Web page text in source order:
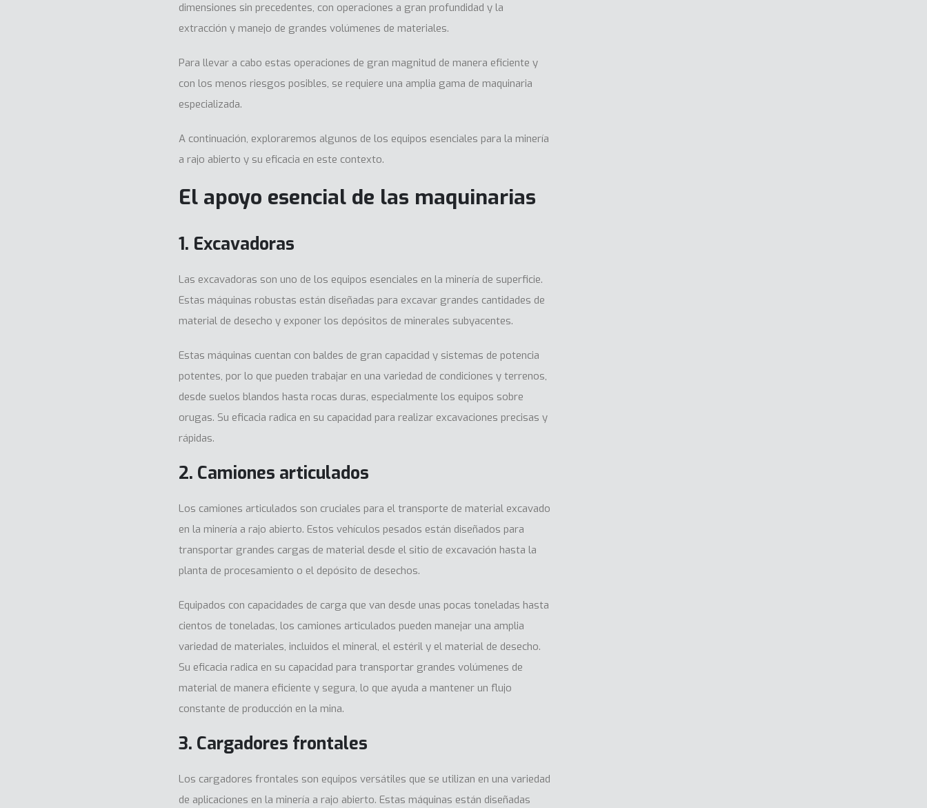
dimensiones sin precedentes, con operaciones a gran profundidad y la
extracción y manejo de grandes volúmenes de materiales.
Para llevar a cabo estas operaciones de gran magnitud de manera eficiente y
con los menos riesgos posibles, se requiere una amplia gama de maquinaria
especializada.
A continuación, exploraremos algunos de los equipos esenciales para la minería
a rajo abierto y su eficacia en este contexto.
El apoyo esencial de las maquinarias
1. Excavadoras
Las excavadoras son uno de los equipos esenciales en la minería de superficie.
Estas máquinas robustas están diseñadas para excavar grandes cantidades de
material de desecho y exponer los depósitos de minerales subyacentes.
Estas máquinas cuentan con baldes de gran capacidad y sistemas de potencia
potentes, por lo que pueden trabajar en una variedad de condiciones y terrenos,
desde suelos blandos hasta rocas duras, especialmente los equipos sobre
orugas. Su eficacia radica en su capacidad para realizar excavaciones precisas y
rápidas.
2. Camiones articulados
Los camiones articulados son cruciales para el transporte de material excavado
en la minería a rajo abierto. Estos vehículos pesados están diseñados para
transportar grandes cargas de material desde el sitio de excavación hasta la
planta de procesamiento o el depósito de desechos.
Equipados con capacidades de carga que van desde unas pocas toneladas hasta
cientos de toneladas, los camiones articulados pueden manejar una amplia
variedad de materiales, incluidos el mineral, el estéril y el material de desecho.
Su eficacia radica en su capacidad para transportar grandes volúmenes de
material de manera eficiente y segura, lo que ayuda a mantener un flujo
constante de producción en la mina.
3. Cargadores frontales
Los cargadores frontales son equipos versátiles que se utilizan en una variedad
de aplicaciones en la minería a rajo abierto. Estas máquinas están diseñadas